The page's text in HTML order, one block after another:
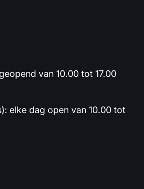
van 10.00 tot 17.00
elke dag open van 10.00 tot